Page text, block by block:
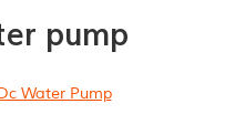
pump
Water Pump